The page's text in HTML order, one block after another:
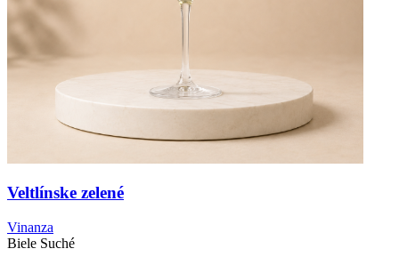
Veltlínske zelené
Vinanza
Biele Suché